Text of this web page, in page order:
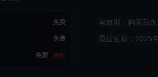
免费
免费
免费 推荐
有效期：购买后
最近更新：2025